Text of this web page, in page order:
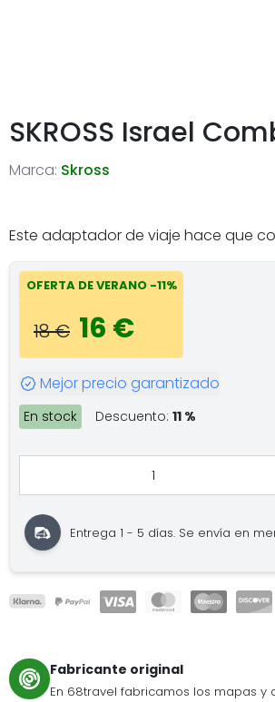
SKROSS Israel
Marca: Skross
Este adaptador de viaje hace que
OFERTA DE VERANO -11%
18 € 16 €
Mejor precio garantizado
En stock Descuento: 11 %
Entrega 1 - 5 días. Se envía en
Fabricante original
En 68travel fabricamos los mapas